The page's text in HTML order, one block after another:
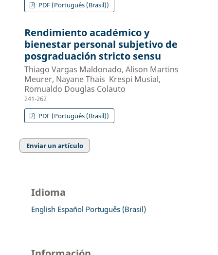
PDF (Português (Brasil))
Rendimiento académico y
bienestar personal subjetivo de
posgraduación stricto sensu
Thiago Vargas Maldonado, Alison Martins
Meurer, Nayane Thais Krespi Musial,
Romualdo Douglas Colauto
241-262
PDF (Português (Brasil))
Enviar un artículo
Idioma
English Español Português (Brasil)